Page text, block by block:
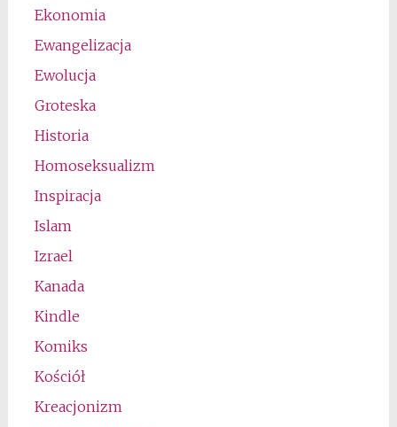
Ekonomia
Ewangelizacja
Ewolucja
Groteska
Historia
Homoseksualizm
Inspiracja
Islam
Izrael
Kanada
Kindle
Komiks
Kościół
Kreacjonizm